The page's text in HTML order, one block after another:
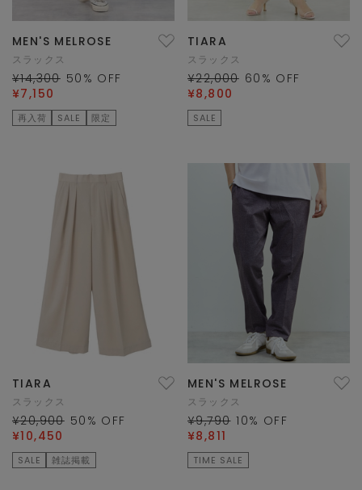
MEN'S MELROSE
スラックス
¥14,300 50 % OFF
¥7,150
再入荷 SALE 限定
TIARA
スラックス
¥22,000 60 % OFF
¥8,800
SALE
TIARA
スラックス
¥20,900 50 % OFF
¥10,450
SALE 雑誌掲載
MEN'S MELROSE
スラックス
¥9,790 10% OFF
¥8,811
TIME SALE